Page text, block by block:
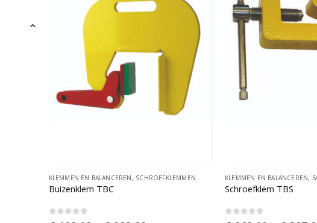
KLEMMEN EN BALANCEREN, SCHROEFKLEMMEN
Buizenklem TBC
KLEMMEN EN BALANCEREN,
Schroefklem TBS